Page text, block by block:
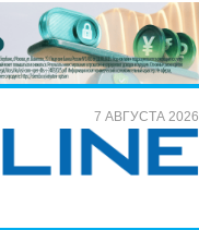
7 АВГУСТА 2026